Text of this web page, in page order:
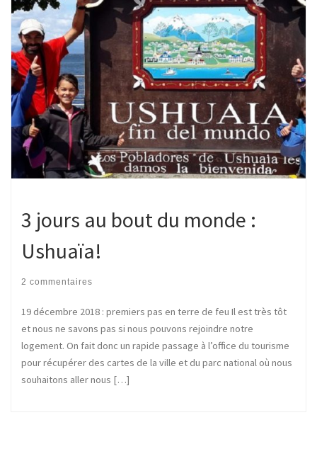
3 jours au bout du monde :
Ushuaïa!
2 commentaires
19 décembre 2018 : premiers pas en terre de feu Il est très tôt
et nous ne savons pas si nous pouvons rejoindre notre
logement. On fait donc un rapide passage à l’office du tourisme
pour récupérer des cartes de la ville et du parc national où nous
souhaitons aller nous […]